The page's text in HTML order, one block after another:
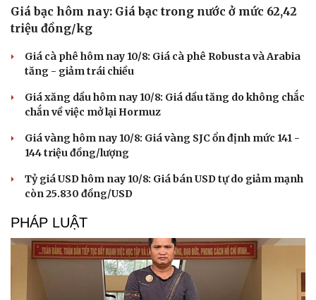
Giá bạc hôm nay: Giá bạc trong nước ở mức 62,42
triệu đồng/kg
Giá cà phê hôm nay 10/8: Giá cà phê Robusta và Arabia
tăng - giảm trái chiều
Giá xăng dầu hôm nay 10/8: Giá dầu tăng do không chắc
chắn về việc mở lại Hormuz
Giá vàng hôm nay 10/8: Giá vàng SJC ổn định mức 141 -
144 triệu đồng/lượng
Tỷ giá USD hôm nay 10/8: Giá bán USD tự do giảm mạnh
còn 25.830 đồng/USD
PHÁP LUẬT